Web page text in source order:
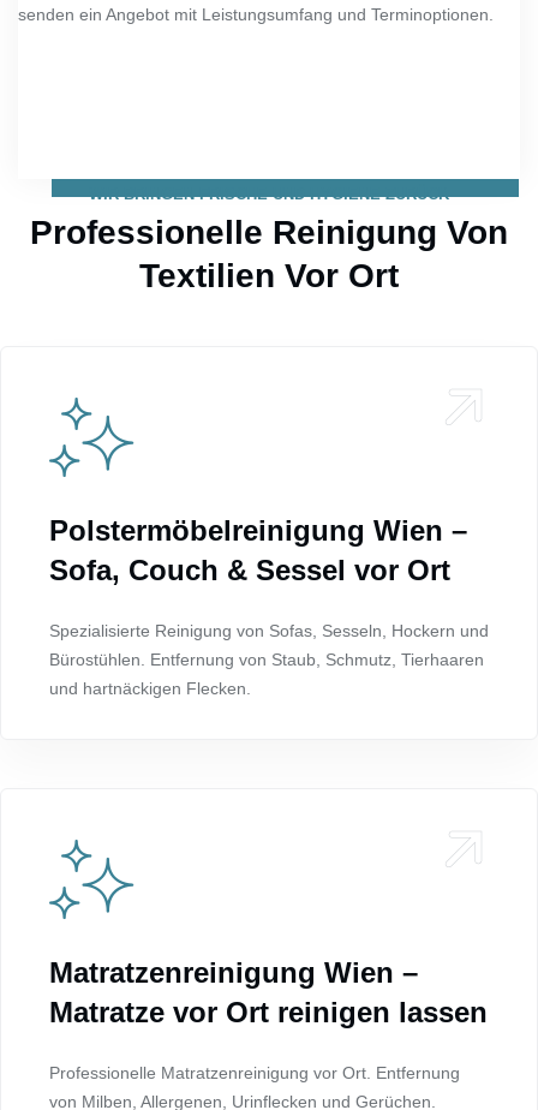
senden ein Angebot mit Leistungsumfang und Terminoptionen.
WIR BRINGEN FRISCHE UND HYGIENE ZURÜCK
Professionelle Reinigung Von
Textilien Vor Ort
Polstermöbelreinigung Wien –
Sofa, Couch & Sessel vor Ort
Spezialisierte Reinigung von Sofas, Sesseln, Hockern und
Bürostühlen. Entfernung von Staub, Schmutz, Tierhaaren
und hartnäckigen Flecken.
Matratzenreinigung Wien –
Matratze vor Ort reinigen lassen
Professionelle Matratzenreinigung vor Ort. Entfernung
von Milben, Allergenen, Urinflecken und Gerüchen.